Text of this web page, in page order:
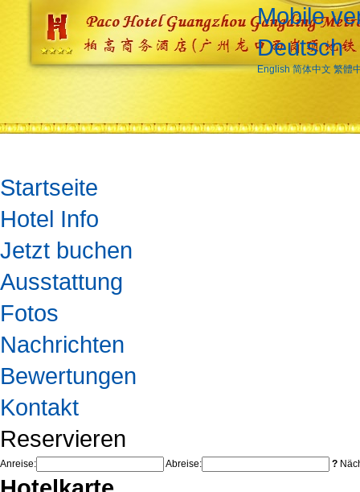
Mobile
Deutsch
English 简体中文 繁體
Startseite
Hotel Info
Jetzt buchen
Ausstattung
Fotos
Nachrichten
Bewertungen
Kontakt
Reservieren
Anreise: Abreise: ?